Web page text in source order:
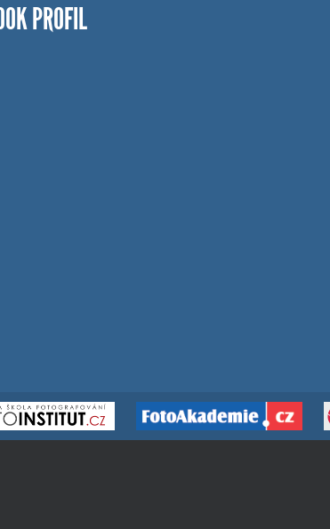
PROFIL